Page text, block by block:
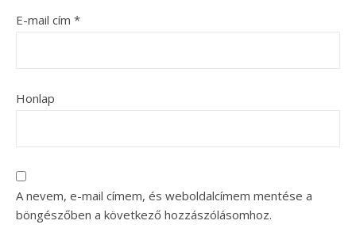
E-mail cím *
Honlap
A nevem, e-mail címem, és weboldalcímem mentése a
böngészőben a következő hozzászólásomhoz.